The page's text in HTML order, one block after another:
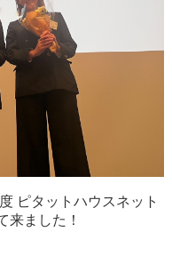
ピタットハウスネット
来ました！